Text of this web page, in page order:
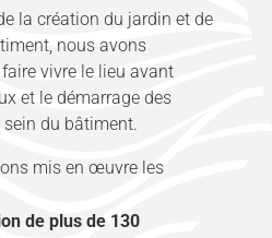
la création du jardin et de
nous avons
vivre le lieu avant
et le démarrage des
du bâtiment.
mis en œuvre les
de plus de 130